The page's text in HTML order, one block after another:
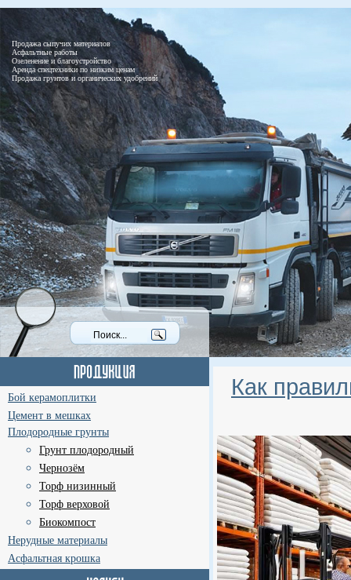
Продажа сыпучих материалов
Асфальтные работы
Озеленение и благоустройство
Аренда спецтехники по низким ценам
Продажа грунтов и органических удобрений
Бой керамоплитки
Цемент в мешках
Плодородные грунты
Грунт плодородный
Чернозём
Торф низинный
Торф верховой
Биокомпост
Нерудные материалы
Асфальтная крошка
Как